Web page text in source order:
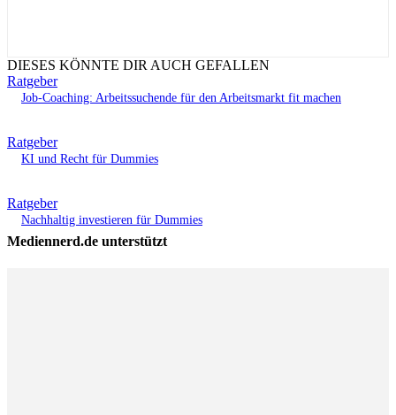
DIESES KÖNNTE DIR AUCH GEFALLEN
Ratgeber
Job-Coaching: Arbeitssuchende für den Arbeitsmarkt fit machen
Ratgeber
KI und Recht für Dummies
Ratgeber
Nachhaltig investieren für Dummies
Mediennerd.de unterstützt